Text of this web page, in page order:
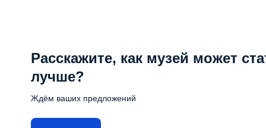
Расскажите, как музей может
лучше?
Ждём ваших предложений